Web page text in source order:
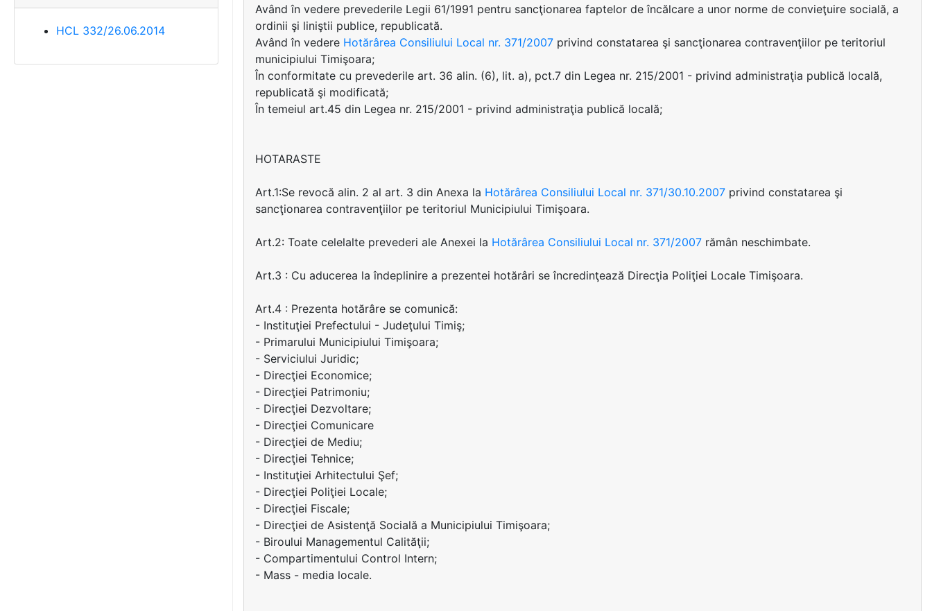
HCL 332/26.06.2014
Având în vedere prevederile Legii 61/1991 pentru sancţionarea faptelor de încălcare a unor norme de convieţuire socială, a
ordinii şi liniştii publice, republicată.
Având în vedere Hotărârea Consiliului Local nr. 371/2007 privind constatarea şi sancţionarea contravenţiilor pe teritoriul
municipiului Timişoara;
În conformitate cu prevederile art. 36 alin. (6), lit. a), pct.7 din Legea nr. 215/2001 - privind administraţia publică locală,
republicată şi modificată;
În temeiul art.45 din Legea nr. 215/2001 - privind administraţia publică locală;
HOTARASTE
Art.1:Se revocă alin. 2 al art. 3 din Anexa la Hotărârea Consiliului Local nr. 371/30.10.2007 privind constatarea şi
sancţionarea contravenţiilor pe teritoriul Municipiului Timişoara.
Art.2: Toate celelalte prevederi ale Anexei la Hotărârea Consiliului Local nr. 371/2007 rămân neschimbate.
Art.3 : Cu aducerea la îndeplinire a prezentei hotărâri se încredinţează Direcţia Poliţiei Locale Timişoara.
Art.4 : Prezenta hotărâre se comunică:
- Instituţiei Prefectului - Judeţului Timiş;
- Primarului Municipiului Timişoara;
- Serviciului Juridic;
- Direcţiei Economice;
- Direcţiei Patrimoniu;
- Direcţiei Dezvoltare;
- Direcţiei Comunicare
- Direcţiei de Mediu;
- Direcţiei Tehnice;
- Instituţiei Arhitectului Şef;
- Direcţiei Poliţiei Locale;
- Direcţiei Fiscale;
- Direcţiei de Asistenţă Socială a Municipiului Timişoara;
- Biroului Managementul Calităţii;
- Compartimentului Control Intern;
- Mass - media locale.